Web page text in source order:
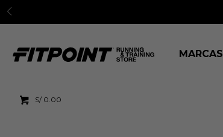
MARCAS
S/ 0.00